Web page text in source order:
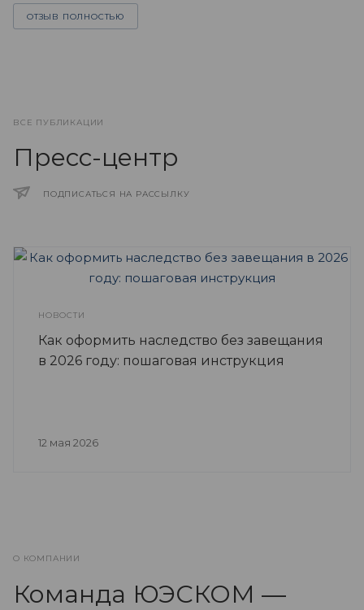
ОТЗЫВ ПОЛНОСТЬЮ
ВСЕ ПУБЛИКАЦИИ
Пресс-центр
ПОДПИСАТЬСЯ НА РАССЫЛКУ
НОВОСТИ
Как оформить наследство без завещания
в 2026 году: пошаговая инструкция
12 мая 2026
О КОМПАНИИ
Команда ЮЭСКОМ —